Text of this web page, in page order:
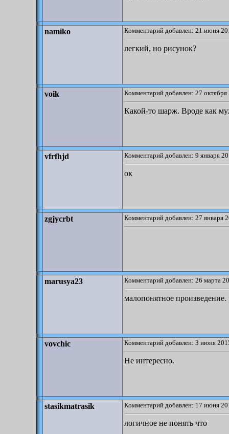
namiko Комментарий добавлен: 21 июня
легкий, но рисунок?
voik Комментарий добавлен: 27
Какой-то шарж. Вроде как
vfrfhjd Комментарий добавлен: 9 января
ок
zgjycrbt Комментарий добавлен: 27 января
marusya23 Комментарий добавлен: 26 марта
малопонятное
vovchic Комментарий добавлен: 3 июня
Не интересно.
stasikmatrasik Комментарий добавлен: 17 июня
логичное не понять что